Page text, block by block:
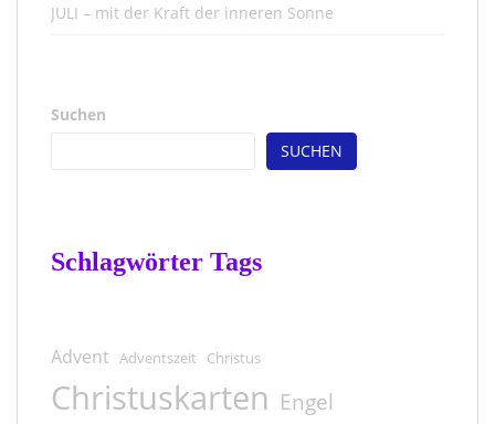
JULI – mit der Kraft der inneren Sonne
Suchen
SUCHEN
Schlagwörter Tags
Advent Adventszeit Christus
Christuskarten Engel